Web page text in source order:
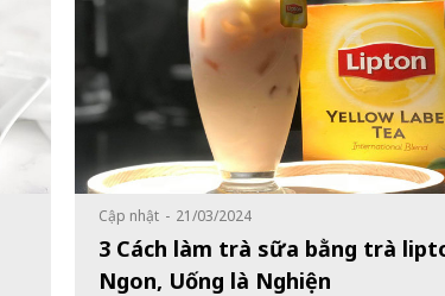
Cập nhật - 21/03/2024
3 Cách làm trà sữa bằng trà
Ngon, Uống là Nghiện